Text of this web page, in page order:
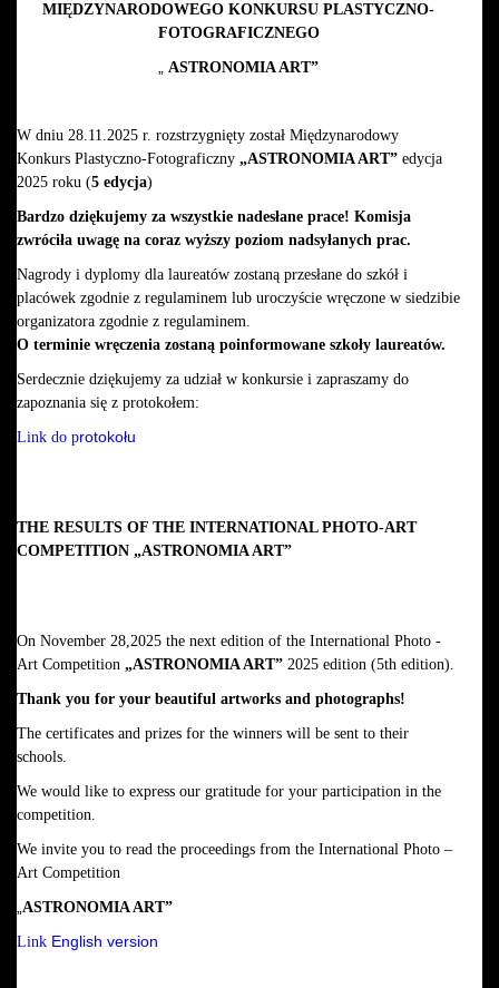
MIĘDZYNARODOWEGO KONKURSU PLASTYCZNO-
FOTOGRAFICZNEGO
ASTRONOMIA ART”
W dniu 28.11.2025 r. rozstrzygnięty został Międzynarodowy
Konkurs Plastyczno-Fotograficzny „ASTRONOMIA ART” edycja
2025 roku (5 edycja)
Bardzo dziękujemy za wszystkie nadesłane prace! Komisja
zwróciła uwagę na coraz wyższy poziom nadsyłanych prac.
Nagrody i dyplomy dla laureatów zostaną przesłane do szkół i
placówek zgodnie z regulaminem lub uroczyście wręczone w siedzibie
organizatora zgodnie z regulaminem.
O terminie wręczenia zostaną poinformowane szkoły laureatów.
Serdecznie dziękujemy za udział w konkursie i zapraszamy do
zapoznania się z protokołem:
Link do protokołu
THE RESULTS OF THE INTERNATIONAL PHOTO-ART
COMPETITION „ASTRONOMIA ART”
On November 28,2025 the next edition of the International Photo -
Art Competition „ASTRONOMIA ART” 2025 edition (5th edition).
Thank you for your beautiful artworks and photographs!
The certificates and prizes for the winners will be sent to their
schools.
We would like to express our gratitude for your participation in the
competition.
We invite you to read the proceedings from the International Photo –
Art Competition
ASTRONOMIA ART”
Link English version